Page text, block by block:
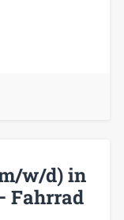
w/d) in
Fahrrad